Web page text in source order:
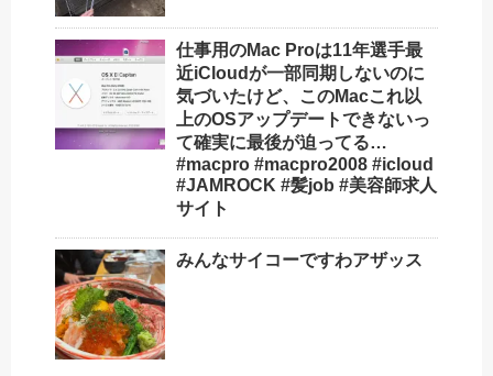
仕事用のMac Proは11年選手最
近iCloudが一部同期しないのに
気づいたけど、このMacこれ以
上のOSアップデートできないっ
て確実に最後が迫ってる…
#macpro #macpro2008 #icloud
#JAMROCK #髪job #美容師求人
サイト
みんなサイコーですわアザッス